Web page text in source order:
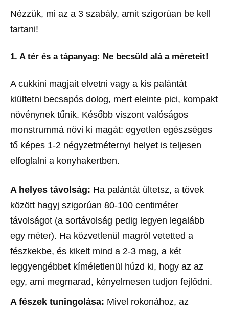
Nézzük, mi az a 3 szabály, amit szigorúan be kell
tartani!
1. A tér és a tápanyag: Ne becsüld alá a méreteit!
A cukkini magjait elvetni vagy a kis palántát
kiültetni becsapós dolog, mert eleinte pici, kompakt
növénynek tűnik. Később viszont valóságos
monstrummá növi ki magát: egyetlen egészséges
tő képes 1-2 négyzetméternyi helyet is teljesen
elfoglalni a konyhakertben.
A helyes távolság: Ha palántát ültetsz, a tövek
között hagyj szigorúan 80-100 centiméter
távolságot (a sortávolság pedig legyen legalább
egy méter). Ha közvetlenül magról vetetted a
fészkekbe, és kikelt mind a 2-3 mag, a két
leggyengébbet kíméletlenül húzd ki, hogy az az
egy, ami megmarad, kényelmesen tudjon fejlődni.
A fészek tuningolása: Mivel rokonához, az